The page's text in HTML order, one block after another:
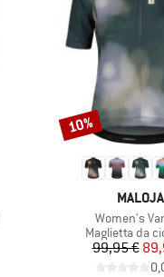
MARCHIO
MALOJA
Articolo
Women's
Gruppo di
Maglietta da
99,95 €
Sconto
10%